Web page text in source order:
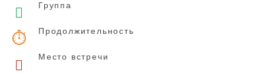
Группа
Продолжительность
Место встречи